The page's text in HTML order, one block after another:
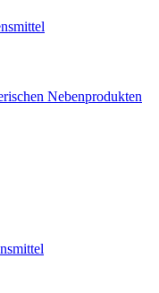
Nebenprodukten